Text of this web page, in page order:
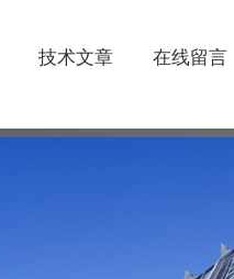
技术文章 在线留言